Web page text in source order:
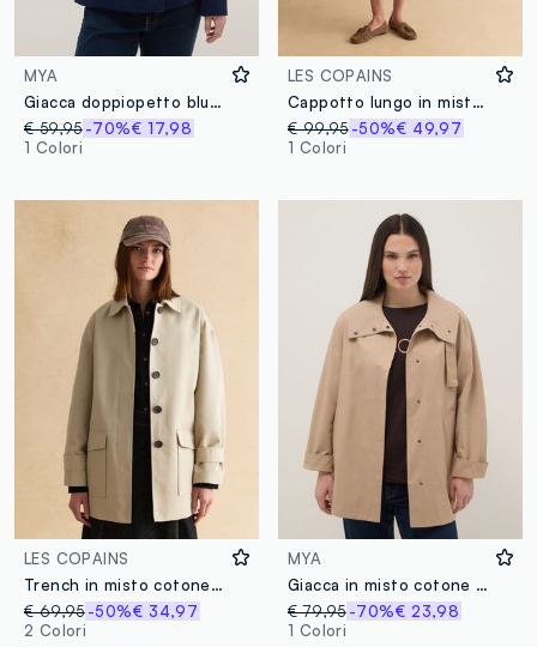
MYA
Giacca doppiopetto blu regular fit
€ 59,95-70%€ 17,98
1 Colori
LES COPAINS
Cappotto lungo in misto cotone blu oversize fit
€ 99,95 -50%€ 49,97
1 Colori
LES COPAINS
Trench in misto cotone beige regular fit con cintura
€ 69,95-50%€ 34,97
2 Colori
MYA
Giacca in misto cotone beige oversize fit
€ 79,95 -70%€ 23,98
1 Colori